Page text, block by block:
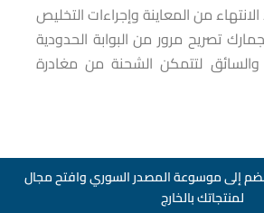
من المعاينة وإجراءات التخليص
تصريح مرور من البوابة الحدودية
لتتمكن الشحنة من مغادرة
إلى موسوعة المصدر السوري وافتح مجال
لمنتجاتك بالخارج